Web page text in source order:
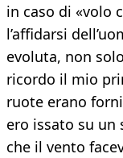
in caso di «volo
l’affidarsi
evoluta, non
ricordo il mio
ruote erano
ero issato su
che il vento